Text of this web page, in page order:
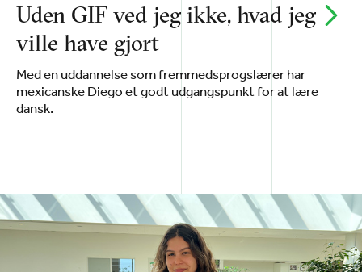
Uden GIF ved jeg ikke, hvad jeg
ville have gjort
Med en uddannelse som fremmedsprogslærer har
mexicanske Diego et godt udgangspunkt for at lære
dansk.